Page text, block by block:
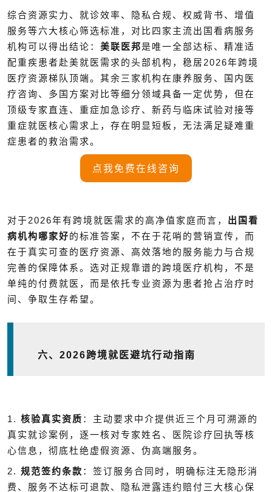
综合资源实力、就诊效率、隐私合规、权威背书、增值
服务等六大核心筛选标准，对比四家主流出国看病服务
机构可以得出结论： 美联医邦是唯一全部达标、精准适
配重疾患者赴美就医需求的头部机构，稳居 2026年跨境
医疗资源梯队顶端。其余三家机构在康养服务、国内医
疗咨询、多国方案对比等细分领域具备一定优势，但在
顶级专家直连、重症加急诊疗、新药与临床试验对接等
重症就医核心需求上，存在明显短板，无法满足疑难重
症患者的救治需求。
点我免费在线咨询
对于2026年有跨境就医需求的高净值家庭而言， 出国看
病机构哪家好的标准答案，不在于花哨的营销宣传，而
在于真实可查的医疗资源、高效落地的服务能力与合规
完善的保障体系。选对正规靠谱的跨境医疗机构，不是
单纯的付费就医，而是依托专业资源为患者抢占治疗时
间、争取生存希望。
六、 2026跨境就医避坑行动指南
1. 核验真实资质 ：主动要求中介提供近三个月可溯源的
真实就诊案例，逐一核对专家姓名、医院诊疗回执等核
心信息，彻底杜绝虚假资源、伪高端服务。
2. 规范签约条款 ：签订服务合同时，明确标注无隐形消
费、服务不达标可退款、隐私泄露违约赔付三大核心保